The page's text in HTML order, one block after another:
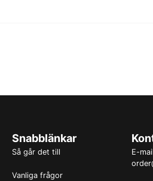
Snabblänkar
Så går det till
Vanliga frågor
E-